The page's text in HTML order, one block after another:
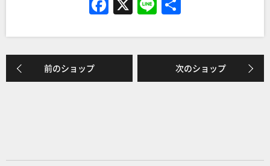
a
c
e
b
n
e
前のショップ 次のショップ